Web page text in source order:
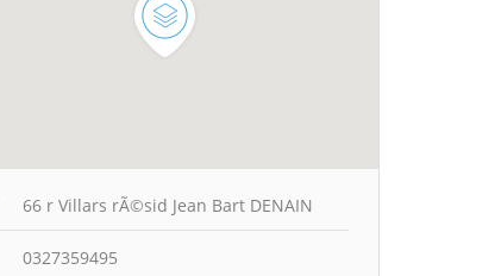
66 r Villars rÃ©sid Jean Bart DENAIN
0327359495